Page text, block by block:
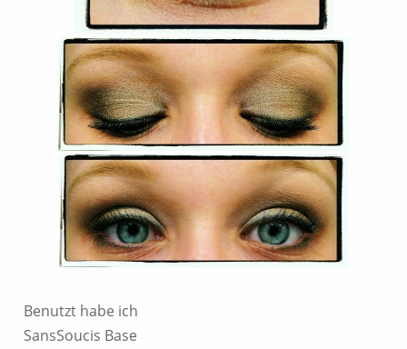
Benutzt habe ich
SansSoucis Base